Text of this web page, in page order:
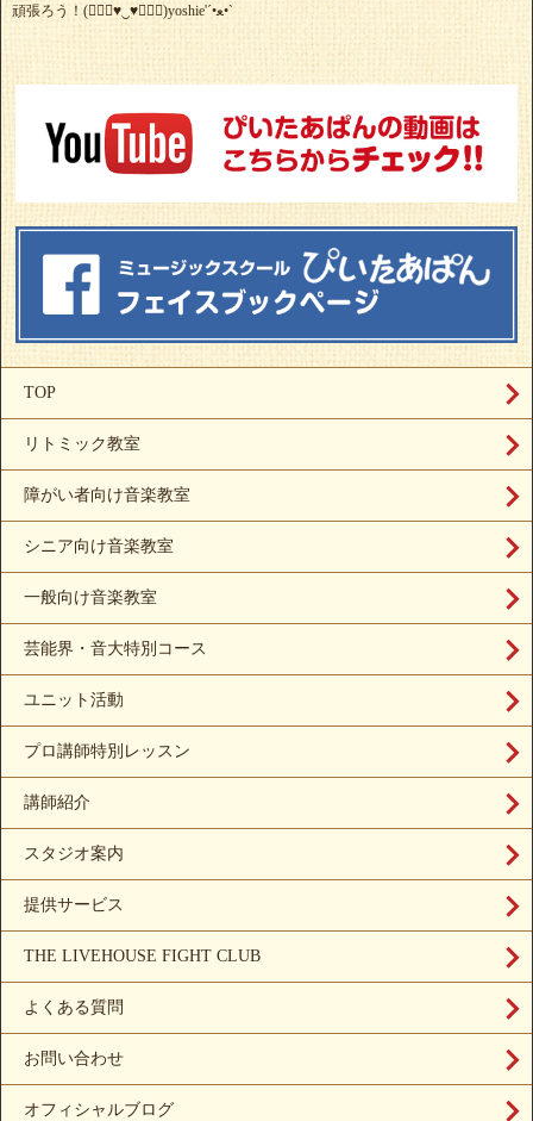
頑張ろう！(๑⃙⃘♥‿♥๑⃙⃘)yoshie'‎´•ﻌ•`
TOP
リトミック教室
障がい者向け音楽教室
シニア向け音楽教室
一般向け音楽教室
芸能界・音大特別コース
ユニット活動
プロ講師特別レッスン
講師紹介
スタジオ案内
提供サービス
THE LIVEHOUSE FIGHT CLUB
よくある質問
お問い合わせ
オフィシャルブログ